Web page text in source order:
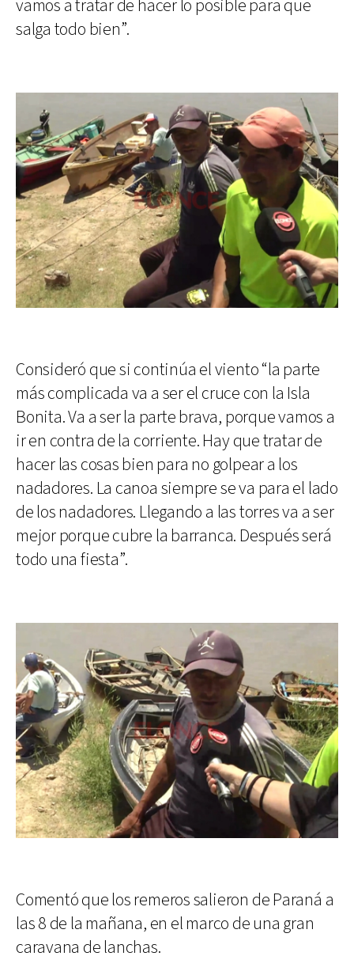
vamos a tratar de hacer lo posible para que
salga todo bien”.
Consideró que si continúa el viento “la parte
más complicada va a ser el cruce con la Isla
Bonita. Va a ser la parte brava, porque vamos a
ir en contra de la corriente. Hay que tratar de
hacer las cosas bien para no golpear a los
nadadores. La canoa siempre se va para el lado
de los nadadores. Llegando a las torres va a ser
mejor porque cubre la barranca. Después será
todo una fiesta”.
Comentó que los remeros salieron de Paraná a
las 8 de la mañana, en el marco de una gran
caravana de lanchas.